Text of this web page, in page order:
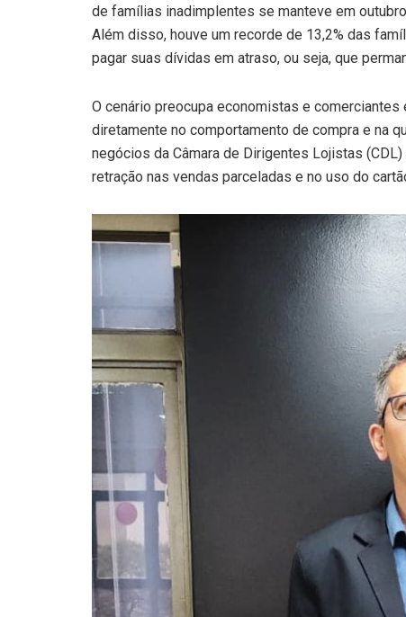
de famílias inadimplentes se manteve em
Além disso, houve um recorde de 13,2% das
pagar suas dívidas em atraso, ou seja, que
O cenário preocupa economistas e
diretamente no comportamento de compra e na
negócios da Câmara de Dirigentes Lojistas
retração nas vendas parceladas e no uso do